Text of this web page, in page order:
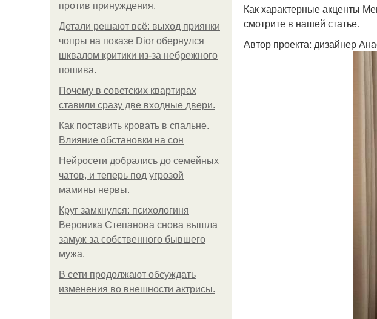
против принуждения.
Детали решают всё: выход приянки
чопры на показе Dior обернулся
шквалом критики из-за небрежного
пошива.
Почему в советских квартирах
ставили сразу две входные двери.
Как поставить кровать в спальне.
Влияние обстановки на сон
Нейросети добрались до семейных
чатов, и теперь под угрозой
мамины нервы.
Круг замкнулся: психологиня
Вероника Степанова снова вышла
замуж за собственного бывшего
мужа.
В сети продолжают обсуждать
изменения во внешности актрисы.
Как характерные акценты
смотрите в нашей статье.
Автор проекта: дизайнер